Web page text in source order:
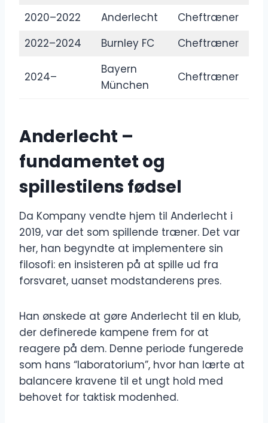
2020–2022
Anderlecht
Cheftræner
2022–2024
Burnley FC Cheftræner
2024–
Bayern
München
Cheftræner
Anderlecht –
fundamentet og
spillestilens fødsel
Da Kompany vendte hjem til Anderlecht i
2019, var det som spillende træner. Det var
her, han begyndte at implementere sin
filosofi: en insisteren på at spille ud fra
forsvaret, uanset modstanderens pres.
Han ønskede at gøre Anderlecht til en klub,
der definerede kampene frem for at
reagere på dem. Denne periode fungerede
som hans “laboratorium”, hvor han lærte at
balancere kravene til et ungt hold med
behovet for taktisk modenhed.